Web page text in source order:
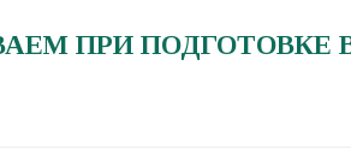
ПРИ ПОДГОТОВКЕ